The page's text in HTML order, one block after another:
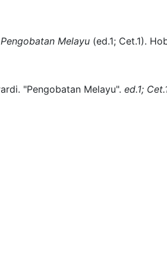
Pengobatan Melayu (ed.1; Cet.1).
"Pengobatan Melayu". ed.1;